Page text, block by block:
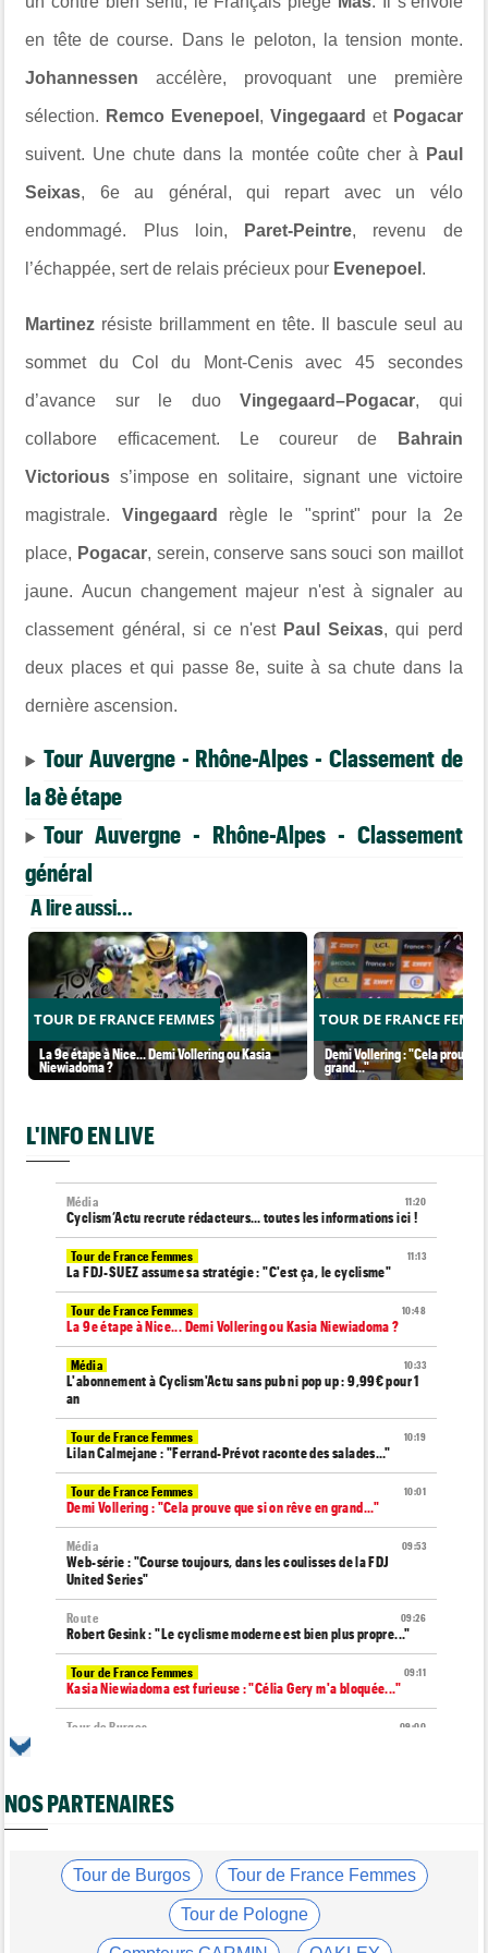
en tête de course. Dans le peloton, la tension monte.
Johannessen accélère, provoquant une première
sélection. Remco Evenepoel , Vingegaard et Pogacar
suivent. Une chute dans la montée coûte cher à Paul
Seixas, 6e au général, qui repart avec un vélo
endommagé. Plus loin, Paret-Peintre, revenu de
l’échappée, sert de relais précieux pour Evenepoel .
Martinez résiste brillamment en tête. Il bascule seul au
sommet du Col du Mont-Cenis avec 45 secondes
d’avance sur le duoVingegaard–Pogacar, qui
collabore efficacement. Le coureur de Bahrain
Victorious s’impose en solitaire, signant une victoire
magistrale. Vingegaard règle le "sprint" pour la 2e
place, Pogacar, serein, conserve sans souci son maillot
jaune. Aucun changement majeur n'est à signaler au
classement général, si ce n'est Paul Seixas, qui perd
deux places et qui passe 8e, suite à sa chute dans la
dernière ascension.
Tour Auvergne - Rhône-Alpes - Classement de
la 8è étape
Tour Auvergne - Rhône-Alpes - Classement
général
A lire aussi...
TOUR DE FRANCE FEMMES
La 9e étape à Nice... Demi Vollering ou Kasia
Niewiadoma ?
TOUR DE FRANCE
Demi Vollering : "Cela prouve
grand..."
L'INFO EN LIVE
11:20
Média
Cyclism’Actu recrute rédacteurs… toutes les informations ici !
11:13
Tour de France Femmes
La FDJ-SUEZ assume sa stratégie : "C'est ça, le cyclisme"
10:48
Tour de France Femmes
La 9e étape à Nice... Demi Vollering ou Kasia Niewiadoma ?
10:33
Média
L'abonnement à Cyclism'Actu sans pub ni pop up : 9,99€ pour 1
an
10:19
Tour de France Femmes
Lilan Calmejane : "Ferrand-Prévot raconte des salades…"
10:01
Tour de France Femmes
Demi Vollering : "Cela prouve que si on rêve en grand..."
09:53
Média
Web-série : "Course toujours, dans les coulisses de la FDJ
United Series"
09:26
Route
Robert Gesink : "Le cyclisme moderne est bien plus propre..."
09:11
Tour de France Femmes
Kasia Niewiadoma est furieuse : "Célia Gery m'a bloquée..."
09:00
Tour de Burgos
Les vidéos de cyclisme sont sur Dailymotion : Cyclism'Actu TV
voiture !
Tour de France Femmes
La peloton du Tour de France Femmes... 21 abandons
NOS PARTENAIRES
Tour de Burgos Tour de France Femmes
Tour de Pologne